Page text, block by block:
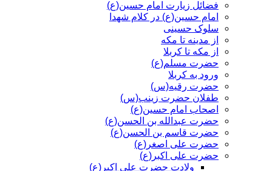
فضائل زیارت امام حسین(ع)
امام حسین(ع) در کلام شهدا
سلوک حسینی
از مدینه تا مکه
از مکه تا کربلا
حضرت مسلم(ع)
ورود به کربلا
حضرت رقیه(س)
طفلان حضرت زینب(س)
اصحاب امام حسین(ع)
حضرت عبدالله بن الحسن(ع)
حضرت قاسم بن الحسن(ع)
حضرت علی اصغر(ع)
حضرت علی اکبر(ع)
ولادت حضرت علی اکبر(ع)